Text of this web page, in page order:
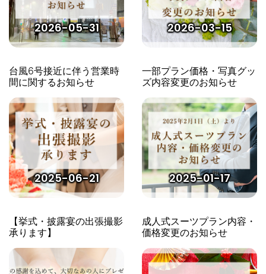
2026-05-31
台風6号接近に伴う営業時
間に関するお知らせ
2026-03-15
一部プラン価格・写真グッ
ズ内容変更のお知らせ
2025-06-21
【挙式・披露宴の出張撮影
承ります】
2025-01-17
成人式スーツプラン内容・
価格変更のお知らせ